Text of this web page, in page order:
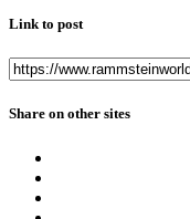
Link to post
Share on other sites